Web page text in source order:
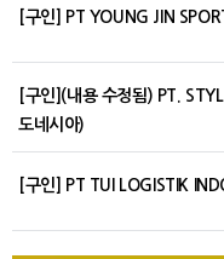
[구인] PT YOUNG JIN
[구인](내용 수정됨) PT.
도네시아)
[구인] PT TUI LOGISTIK